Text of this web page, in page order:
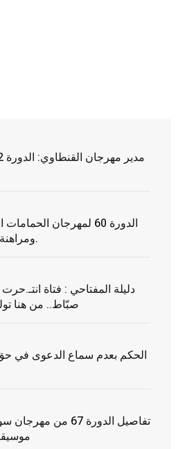
الدورة 60 لمهرجان
ومراهنة على الانفتاح والتنوع.
دليلة المفتاحي : فتاة
صبّاط.. من هنا
الحكم بعدم سماع الدعوى في
تفاصيل الدورة 67